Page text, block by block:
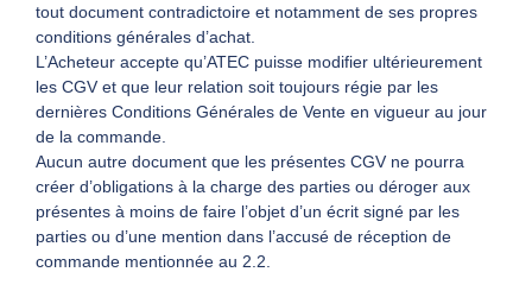
RSE
tout document contradictoire et notamment de ses propres
conditions générales d’achat.
L’Acheteur accepte qu’ATEC puisse modifier ultérieurement
les CGV et que leur relation soit toujours régie par les
dernières Conditions Générales de Vente en vigueur au jour
de la commande.
Aucun autre document que les présentes CGV ne pourra
créer d’obligations à la charge des parties ou déroger aux
présentes à moins de faire l’objet d’un écrit signé par les
parties ou d’une mention dans l’accusé de réception de
commande mentionnée au 2.2.